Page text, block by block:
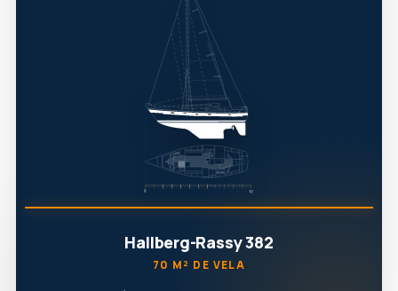
Hallberg-Rassy 382
70 M² DE VELA